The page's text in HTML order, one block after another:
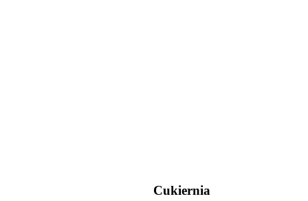
Cukiernia